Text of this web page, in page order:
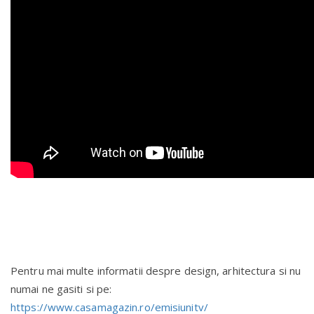
Pentru mai multe informatii despre design, arhitectura si nu
numai ne gasiti si pe:
https://www.casamagazin.ro/emisiunitv/